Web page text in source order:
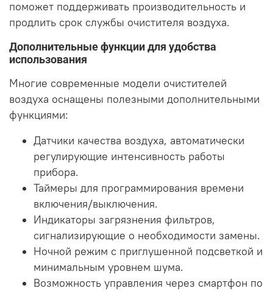
поможет поддерживать производительность и
продлить срок службы очистителя воздуха.
Дополнительные функции для удобства
использования
Многие современные модели очистителей
воздуха оснащены полезными дополнительными
функциями:
Датчики качества воздуха, автоматически
регулирующие интенсивность работы
прибора.
Таймеры для программирования времени
включения/выключения.
Индикаторы загрязнения фильтров,
сигнализирующие о необходимости замены.
Ночной режим с приглушенной подсветкой и
минимальным уровнем шума.
Возможность управления через смартфон по